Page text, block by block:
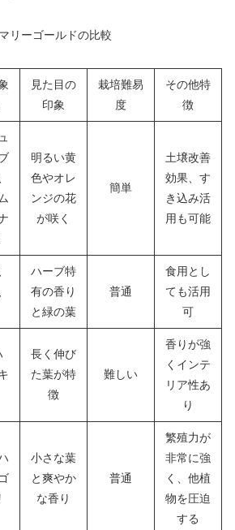
リーゴールドの比較
見た目の
印象
栽培難易
度
その他特
徴
明るい黄
色やオレ
ンジの花
が咲く
簡単
土壌改善
効果、す
き込み活
用も可能
ハーブ特
有の香り
と緑の葉
普通
食用とし
ても活用
可
長く伸び
た葉が特
徴
難しい
香りが強
くインテ
リア性あ
り
小さな葉
と爽やか
な香り
普通
繁殖力が
非常に強
く、他植
物を圧迫
する